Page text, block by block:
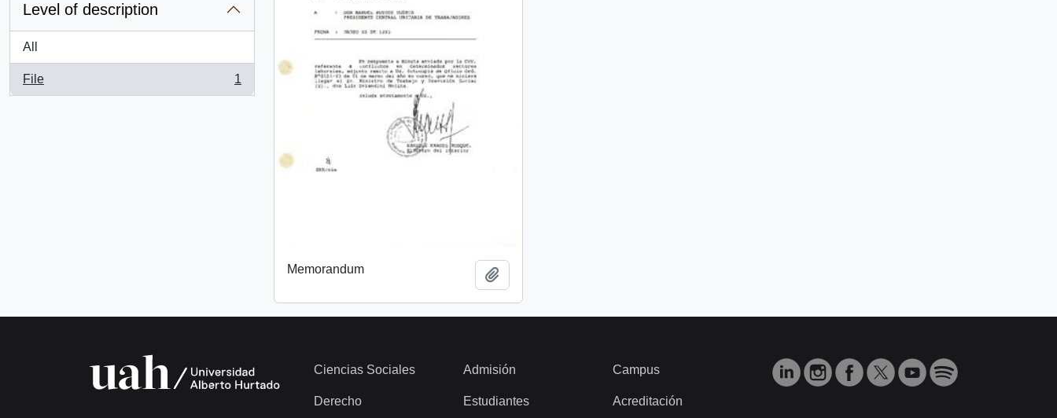
Level of description
All
File
, 1 results
1
Memorandum
Ciencias Sociales
Derecho
Admisión
Estudiantes
Campus
Acreditación